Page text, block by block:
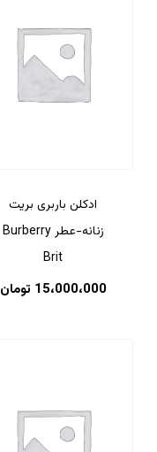
ادکلن باربری بریت
زنانه-عطر Burberry
Brit
15،000،000 تومان